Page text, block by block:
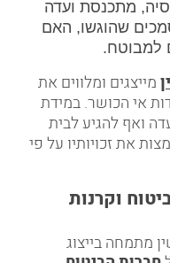
מתכנסת ועדה
שהוגשו, האם
למבוטח.
מייצגים ומלווים את
אי הכושר. במידת
ואף להגיע לבית
את זכויותיו על פי
וקרנות
מתמחה בייצוג